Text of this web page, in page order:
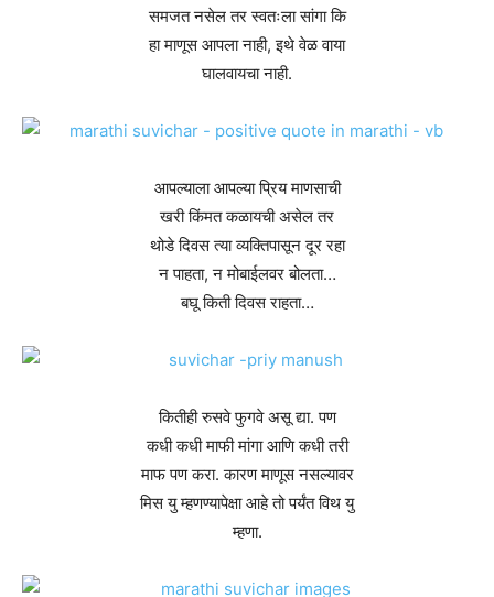
समजत नसेल तर स्वतःला सांगा कि
हा माणूस आपला नाही, इथे वेळ वाया
घालवायचा नाही.
आपल्याला आपल्या प्रिय माणसाची
खरी किंमत कळायची असेल तर
थोडे दिवस त्या व्यक्तिपासून दूर रहा
न पाहता, न मोबाईलवर बोलता…
बघू किती दिवस राहता…
कितीही रुसवे फुगवे असू द्या. पण
कधी कधी माफी मांगा आणि कधी तरी
माफ पण करा. कारण माणूस नसल्यावर
मिस यु म्हणण्यापेक्षा आहे तो पर्यंत विथ यु
म्हणा.